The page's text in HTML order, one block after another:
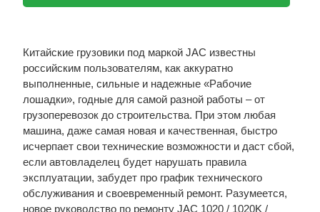
Китайские грузовики под маркой JAC известны
российским пользователям, как аккуратно
выполненные, сильные и надежные «Рабочие
лошадки», годные для самой разной работы – от
грузоперевозок до строительства. При этом любая
машина, даже самая новая и качественная, быстро
исчерпает свои технические возможности и даст сбой,
если автовладелец будет нарушать правила
эксплуатации, забудет про график технического
обслуживания и своевременный ремонт. Разумеется,
новое руководство по ремонту JAC 1020 / 1020K /